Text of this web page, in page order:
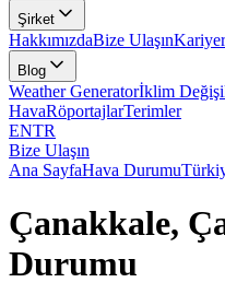
Şirket
HakkımızdaBize UlaşınKariyer
Blog
Weather Generatorİklim
HavaRöportajlarTerimler
ENTR
Bize Ulaşın
Ana SayfaHava Durumu
Çanakkale,
Durumu